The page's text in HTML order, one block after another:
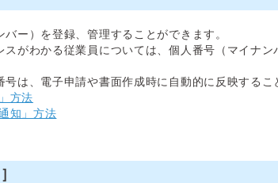
ー）を登録、管理することができます。
スがわかる従業員については、個人番号（マイナ
は、電子申請や書面作成時に自動的に反映するこ
方法
知」方法